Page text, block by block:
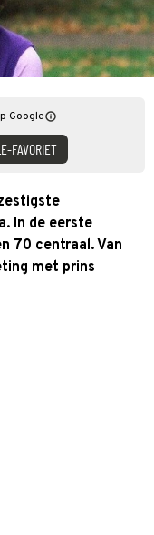
Google
FAVORIET
In de eerste
70 centraal. Van
met prins